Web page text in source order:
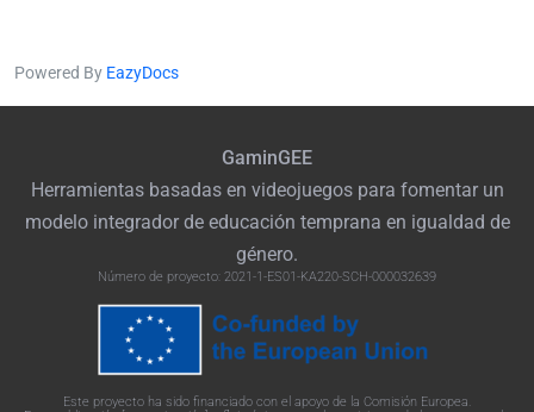
Powered By EazyDocs
GaminGEE
Herramientas basadas en videojuegos para fomentar un
modelo integrador de educación temprana en igualdad de
género.
Número de proyecto: 2021-1-ES01-KA220-SCH-000032639
Este proyecto ha sido financiado con el apoyo de la Comisión Europea.